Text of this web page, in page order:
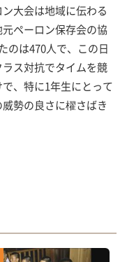
大会は地域に伝わる
ペーロン保存会の協
のは470人で、この日
ス対抗でタイムを競
、特に1年生にとって
勢の良さに櫂さばき